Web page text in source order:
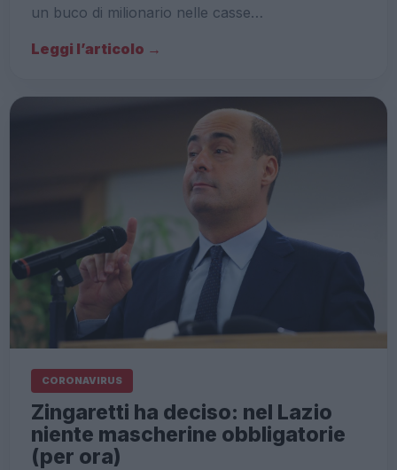
un buco di milionario nelle casse…
Leggi l’articolo →
CORONAVIRUS
Zingaretti ha deciso: nel Lazio
niente mascherine obbligatorie
(per ora)